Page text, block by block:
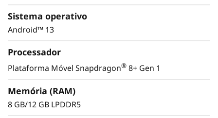
Sistema operativo
Android™ 13
Processador
Plataforma Móvel Snapdragon® 8+ Gen 1
Memória (RAM)
8 GB/12 GB LPDDR5